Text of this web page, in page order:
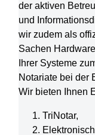
der aktiven
und
wir zudem als
Sachen
Ihrer Systeme
Notariate bei der
Wir bieten Ihnen
TriNotar,